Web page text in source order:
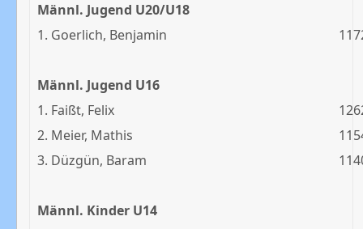
Männl. Jugend U20/U18
1. Goerlich, Benjamin
Männl. Jugend U16
1. Faißt, Felix
2. Meier, Mathis
3. Düzgün, Baram
Männl. Kinder U14